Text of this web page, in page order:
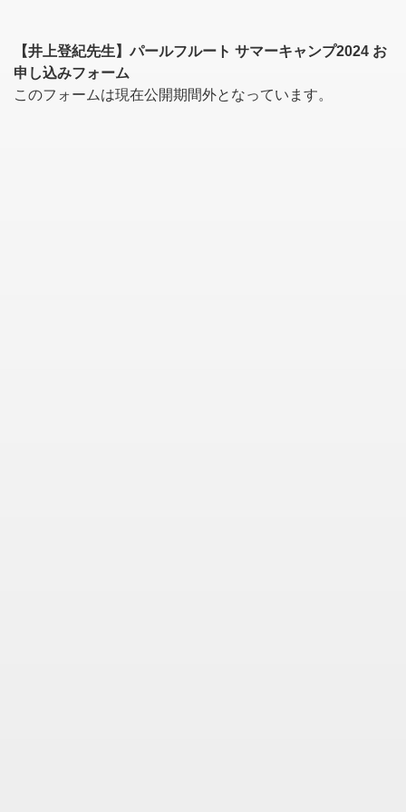
【井上登紀先生】パールフルート サマーキャンプ2024 お
申し込みフォーム
このフォームは現在公開期間外となっています。